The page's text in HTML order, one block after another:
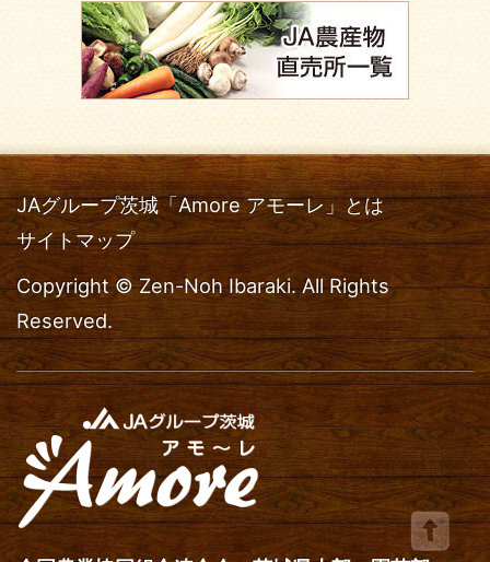
JAグループ茨城「Amore アモーレ」とは
サイトマップ
Copyright © Zen-Noh Ibaraki. All Rights
Reserved.